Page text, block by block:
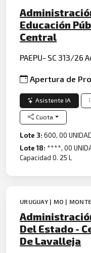
Educación
Central
PAEPU- SC 313/26
Apertura de
Asistente IA
Cuota
Lote 3:600, 00
Lote 18: ****, 00
Capacidad 0. 25 L
URUGUAY | MO |
Del Estado -
De Lavalleja